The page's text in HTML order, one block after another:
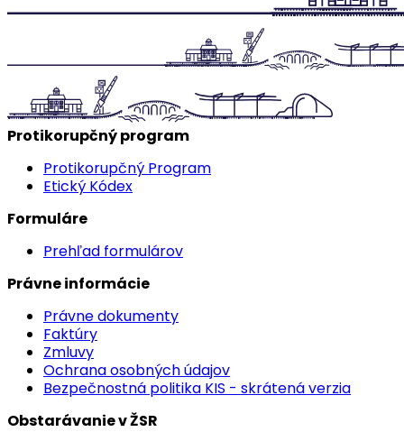
Protikorupčný program
Protikorupčný Program
Etický Kódex
Formuláre
Prehľad formulárov
Právne informácie
Právne dokumenty
Faktúry
Zmluvy
Ochrana osobných údajov
Bezpečnostná politika KIS - skrátená verzia
Obstarávanie v ŽSR